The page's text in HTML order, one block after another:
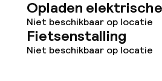
Opladen
Niet beschikbaar op locatie
Fietsenstalling
Niet beschikbaar op locatie